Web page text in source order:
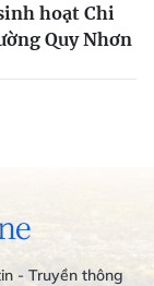
hoạt Chi
Quy Nhơn
- Truyền thông